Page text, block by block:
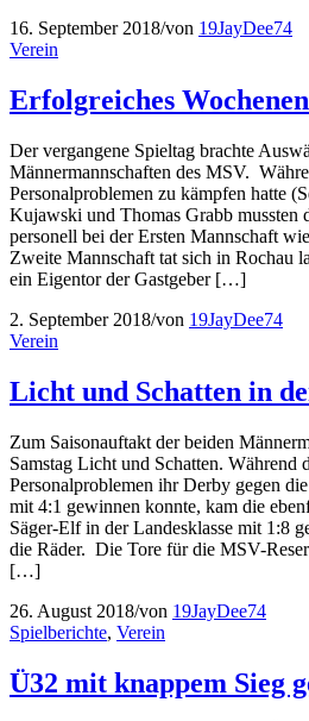
16. September 2018/von 19JayDee74
Verein
Erfolgreiches
Der vergangene Spieltag brachte
Männermannschaften des MSV.
Personalproblemen zu kämpfen hatte
Kujawski und Thomas Grabb mussten
personell bei der Ersten Mannschaft
Zweite Mannschaft tat sich in Rochau
ein Eigentor der Gastgeber […]
2. September 2018/von 19JayDee74
Verein
Licht und Schatten in
Zum Saisonauftakt der beiden
Samstag Licht und Schatten. Während
Personalproblemen ihr Derby gegen
mit 4:1 gewinnen konnte, kam die
Säger-Elf in der Landesklasse mit 1:8
die Räder. Die Tore für die MSV-
[…]
26. August 2018/von 19JayDee74
Spielberichte, Verein
Ü32 mit knappem Sieg